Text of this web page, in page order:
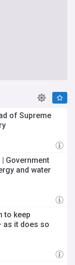
of Supreme
Government
and water
to keep
as it does so